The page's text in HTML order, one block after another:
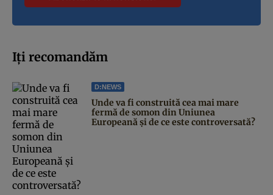
Iți recomandăm
D:NEWS
Unde va fi construită cea mai mare
fermă de somon din Uniunea
Europeană și de ce este controversată?